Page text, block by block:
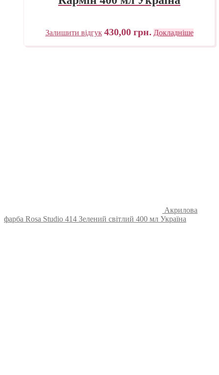
Залишити відгук 430,00 грн. Докладніше
Акрилова
фарба Rosa Studio 414 Зелений світлий 400 мл Україна